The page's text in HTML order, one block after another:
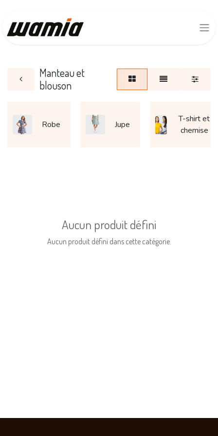
Manteau et
blouson
Robe Jupe
T-shirt et
chemise
Aucun produit défini
Aucun produit défini dans cette catégorie.